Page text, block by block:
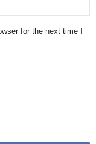
for the next time I